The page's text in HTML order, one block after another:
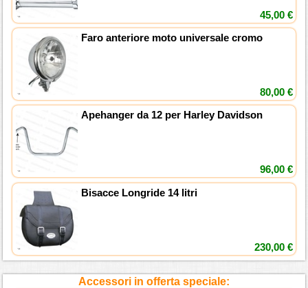
45,00 €
Faro anteriore moto universale cromo
80,00 €
Apehanger da 12 per Harley Davidson
96,00 €
Bisacce Longride 14 litri
230,00 €
Accessori in offerta speciale: